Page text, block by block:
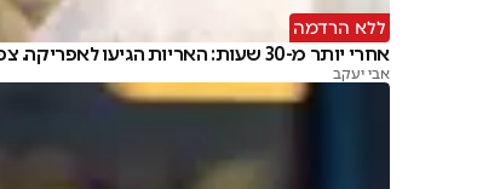
ללא הרדמה
אחרי יותר מ-30 שעות: האריות הגיעו לאפריקה. צפו
אבי יעקב